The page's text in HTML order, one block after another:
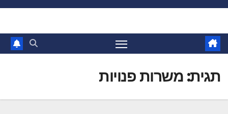
Skip
content
תגית: משרות פנויות